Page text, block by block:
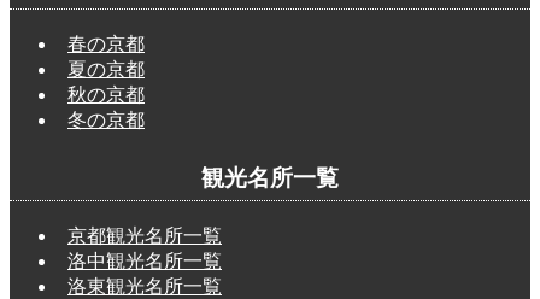
春の京都
夏の京都
秋の京都
冬の京都
観光名所一覧
京都観光名所一覧
洛中観光名所一覧
洛東観光名所一覧